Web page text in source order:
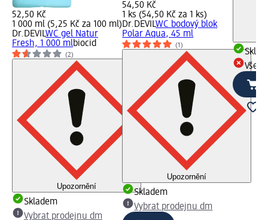
52,50 Kč
1 000 ml (5,25 Kč za 100 ml)
Dr.DEVILWC gel Natur
Fresh, 1 000 mlbiocid
(2)
Upozornění
Skladem
Vybrat prodejnu dm
54,50 Kč
1 ks (54,50 Kč za 1 ks)
Dr.DEVILWC bodový blok
Polar Aqua, 45 ml
(1)
Upozornění
Skladem
Vybrat prodejnu dm